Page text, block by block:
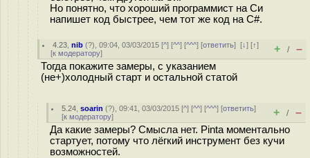
Но понятно, что хороший программист на Си
напишет код быстрее, чем тот же код на C#.
4.23 ,nib (?), 09:04, 03/03/2015 [^] [^^] [^^^] [ответить][↓] [↑]
[к модератору] + / –
Тогда покажите замеры, с указанием
(не+)холодный старт и остальной статой
5.24 ,soarin (?), 09:41, 03/03/2015 [^] [^^] [^^^] [ответить]
[к модератору] + / –
Да какие замеры? Смысла нет. Pinta моментально
стартует, потому что лёгкий инструмент без кучи
возможностей.